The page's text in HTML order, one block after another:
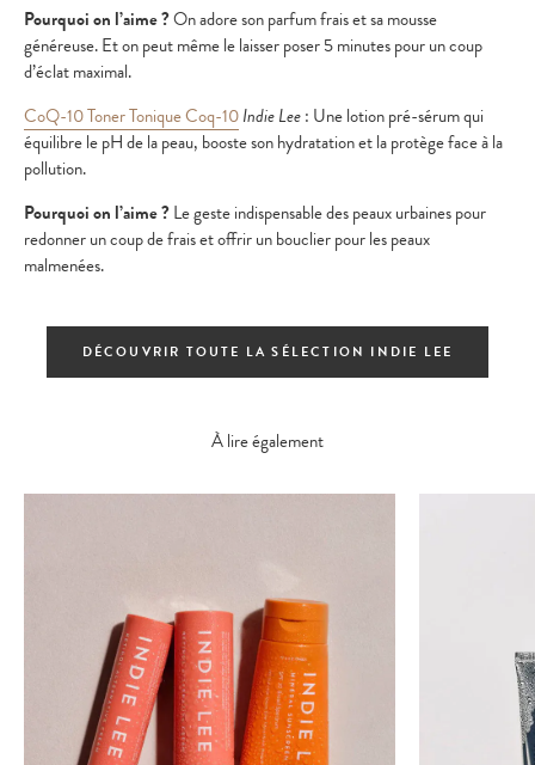
Pourquoi on l’aime ?On adore son parfum frais et sa mousse
généreuse. Et on peut même le laisser poser 5 minutes pour un coup
d’éclat maximal.
CoQ-10 Toner Tonique Coq-10Indie Lee: Une lotion pré-sérum qui
équilibre le pH de la peau, booste son hydratation et la protège face à la
pollution.
Pourquoi on l’aime ?Le geste indispensable des peaux urbaines pour
redonner un coup de frais et offrir un bouclier pour les peaux
malmenées.
DÉCOUVRIR TOUTE LA SÉLECTION INDIE LEE
À lire également